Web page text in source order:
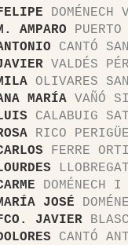
DOMÉNECH
CANTÓ
VALDÉS
OLIVARES
VAÑÓ
CALABUIG
RICO
FERRE
DOMÉNECH I
JOSÉ
CANTÓ